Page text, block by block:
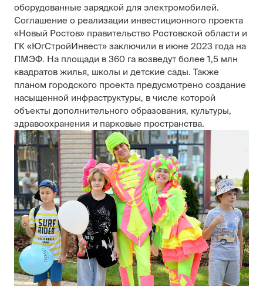
оборудованные зарядкой для электромобилей.
Соглашение о реализации инвестиционного проекта
«Новый Ростов» правительство Ростовской области и
ГК «ЮгСтройИнвест» заключили в июне 2023 года на
ПМЭФ. На площади в 360 га возведут более 1,5 млн
квадратов жилья, школы и детские сады. Также
планом городского проекта предусмотрено создание
насыщенной инфраструктуры, в числе которой
объекты дополнительного образования, культуры,
здравоохранения и парковые пространства.